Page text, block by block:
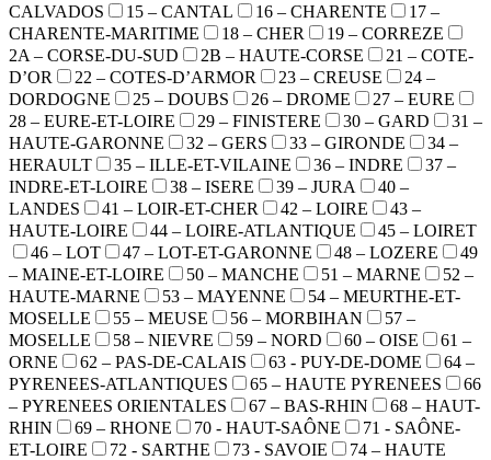
CALVADOS
15 – CANTAL 16 – CHARENTE
17 –
CHARENTE-MARITIME
18 – CHER
19 – CORREZE
2A – CORSE-DU-SUD
2B – HAUTE-CORSE
21 – COTE-
D’OR
22 – COTES-D’ARMOR 23 – CREUSE
24 –
DORDOGNE
25 – DOUBS 26 – DROME
27 – EURE
28 – EURE-ET-LOIRE
29 – FINISTERE 30 – GARD
31 –
HAUTE-GARONNE
32 – GERS 33 – GIRONDE
34 –
HERAULT
35 – ILLE-ET-VILAINE 36 – INDRE
37 –
INDRE-ET-LOIRE
38 – ISERE 39 – JURA
40 –
LANDES
41 – LOIR-ET-CHER 42 – LOIRE
43 –
HAUTE-LOIRE
44 – LOIRE-ATLANTIQUE
45 – LOIRET
46 – LOT
47 – LOT-ET-GARONNE 48 – LOZERE
49
– MAINE-ET-LOIRE
50 – MANCHE 51 – MARNE
52 –
HAUTE-MARNE
53 – MAYENNE
54 – MEURTHE-ET-
MOSELLE
55 – MEUSE 56 – MORBIHAN
57 –
MOSELLE
58 – NIEVRE 59 – NORD 60 – OISE
61 –
ORNE
62 – PAS-DE-CALAIS 63 - PUY-DE-DOME
64 –
PYRENEES-ATLANTIQUES
65 – HAUTE PYRENEES
66
– PYRENEES ORIENTALES
67 – BAS-RHIN
68 – HAUT-
RHIN
69 – RHONE 70 - HAUT-SAÔNE
71 - SAÔNE-
ET-LOIRE
72 - SARTHE 73 - SAVOIE
74 – HAUTE